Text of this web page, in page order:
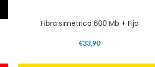
Fibra simétrica 600 Mb + Fijo
€33,90